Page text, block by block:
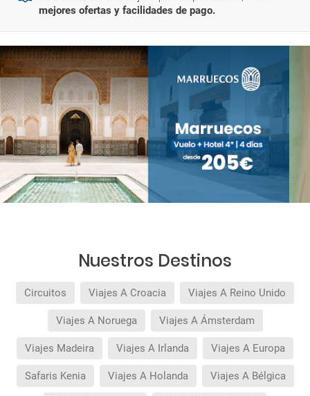
mejores ofertas y facilidades de pago.
Nuestros Destinos
Circuitos Viajes A Croacia Viajes A Reino Unido
Viajes A Noruega Viajes A Ámsterdam
Viajes Madeira Viajes A Irlanda Viajes A Europa
Safaris Kenia Viajes A Holanda Viajes A Bélgica